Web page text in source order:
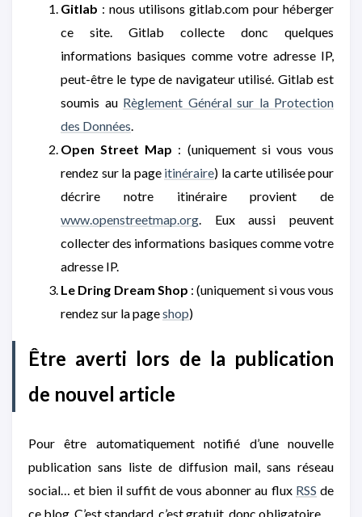
Gitlab : nous utilisons gitlab.com pour héberger
ce site. Gitlab collecte donc quelques
informations basiques comme votre adresse IP,
peut-être le type de navigateur utilisé. Gitlab est
soumis au Règlement Général sur la Protection
des Données.
Open Street Map : (uniquement si vous vous
rendez sur la page itinéraire) la carte utilisée pour
décrire notre itinéraire provient de
www.openstreetmap.org. Eux aussi peuvent
collecter des informations basiques comme votre
adresse IP.
Le Dring Dream Shop : (uniquement si vous vous
rendez sur la pageshop)
Être averti lors de la publication
de nouvel article
Pour être automatiquement notifié d’une nouvelle
publication sans liste de diffusion mail, sans réseau
social… et bien il suffit de vous abonner au flux RSS de
ce blog. C’est standard, c’est gratuit, donc obligatoire.